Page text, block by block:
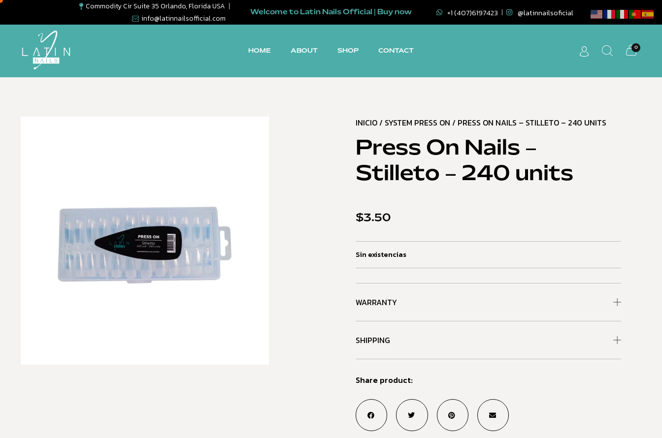
Commodity Cir Suite 35 Orlando, Florida USA
info@latinnailsofficial.com
Welcome to Latin Nails Official | Buy now +1 (407)6197423 @latinnailsoficial
HOME ABOUT SHOP CONTACT
0
INICIO/ SYSTEM PRESS ON / PRESS ON NAILS – STILLETO – 240 UNITS
Press On Nails –
Stilleto – 240 units
$3.50
Sin existencias
WARRANTY
SHIPPING
Share product: